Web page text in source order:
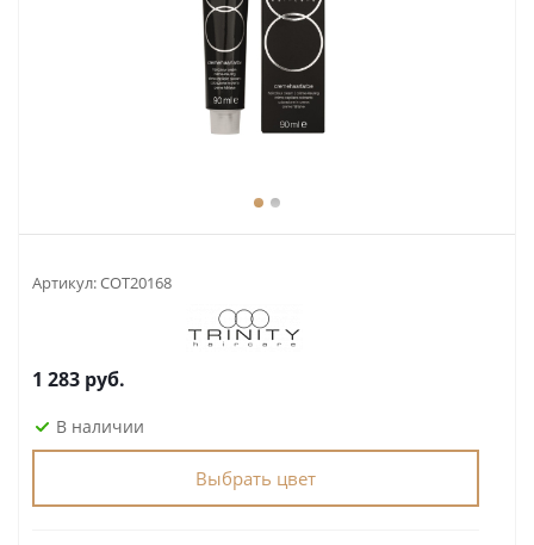
Артикул:COT20168
1 283 руб.
В наличии
Выбрать цвет